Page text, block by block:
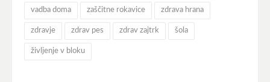
vadba doma zaščitne rokavice zdrava hrana
zdravje zdrav pes zdrav zajtrk šola
življenje v bloku